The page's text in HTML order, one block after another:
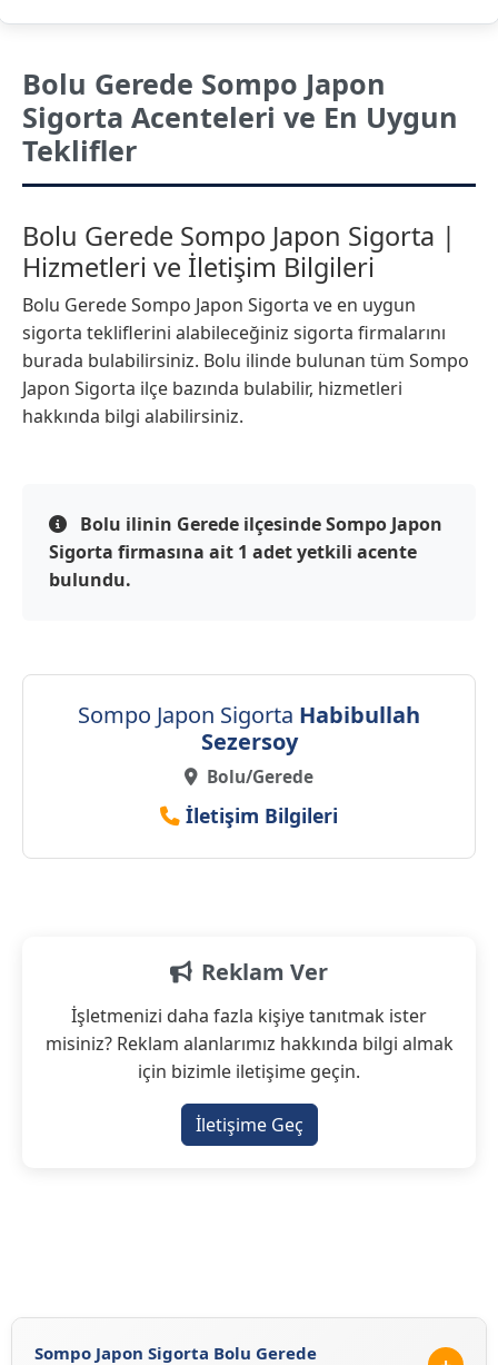
Bolu Gerede Sompo Japon
Sigorta Acenteleri ve En Uygun
Teklifler
Bolu Gerede Sompo Japon Sigorta |
Hizmetleri ve İletişim Bilgileri
Bolu Gerede Sompo Japon Sigorta ve en uygun
sigorta tekliflerini alabileceğiniz sigorta firmalarını
burada bulabilirsiniz. Bolu ilinde bulunan tüm Sompo
Japon Sigorta ilçe bazında bulabilir, hizmetleri
hakkında bilgi alabilirsiniz.
Bolu ilinin Gerede ilçesinde Sompo Japon
Sigorta firmasına ait 1 adet yetkili acente
bulundu.
Sompo Japon Sigorta Habibullah
Sezersoy
Bolu/Gerede
İletişim Bilgileri
Reklam Ver
İşletmenizi daha fazla kişiye tanıtmak ister
misiniz? Reklam alanlarımız hakkında bilgi almak
için bizimle iletişime geçin.
İletişime Geç
Sompo Japon Sigorta Bolu Gerede